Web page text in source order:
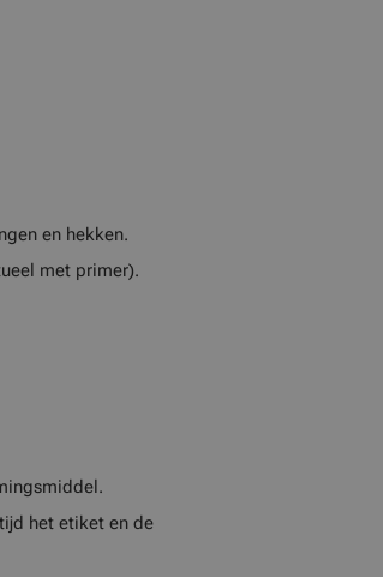
en hekken.
met primer).
het etiket en de